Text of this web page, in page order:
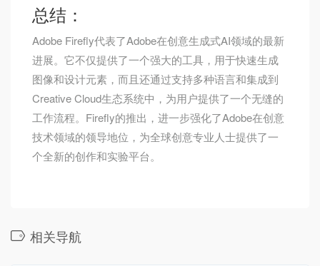
总结：
Adobe Firefly代表了Adobe在创意生成式AI领域的最新
进展。它不仅提供了一个强大的工具，用于快速生成
图像和设计元素，而且还通过支持多种语言和集成到
Creative Cloud生态系统中，为用户提供了一个无缝的
工作流程。Firefly的推出，进一步强化了Adobe在创意
技术领域的领导地位，为全球创意专业人士提供了一
个全新的创作和实验平台。
相关导航